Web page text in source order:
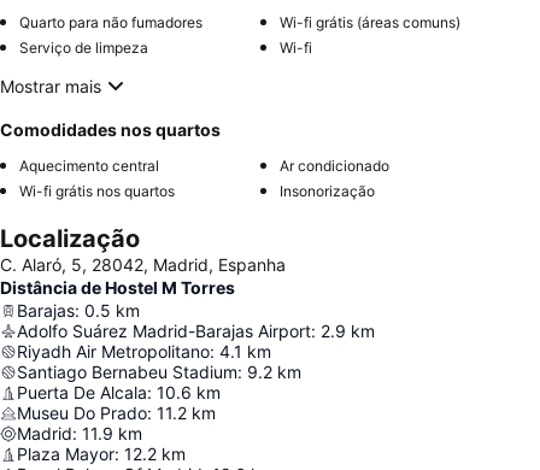
Quarto para não fumadores
Wi-fi grátis (áreas comuns)
Serviço de limpeza
Wi-fi
Mostrar mais
Comodidades nos quartos
Aquecimento central
Ar condicionado
Wi-fi grátis nos quartos
Insonorização
Localização
C. Alaró, 5, 28042, Madrid, Espanha
Distância de Hostel M Torres
Barajas: 0.5 km
Adolfo Suárez Madrid-Barajas Airport: 2.9 km
Riyadh Air Metropolitano: 4.1 km
Santiago Bernabeu Stadium: 9.2 km
Puerta De Alcala: 10.6 km
Museu Do Prado: 11.2 km
Madrid: 11.9 km
Plaza Mayor: 12.2 km